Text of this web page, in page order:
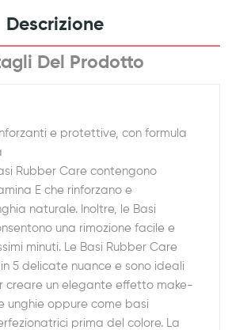
Descrizione
Del Prodotto
e protettive, con formula
Rubber Care contengono
E che rinforzano e
naturale. Inoltre, le Basi
una rimozione facile e
minuti. Le Basi Rubber Care
5 delicate nuance e sono ideali
creare un elegante effetto make-
unghie oppure come basi
prima del colore. La